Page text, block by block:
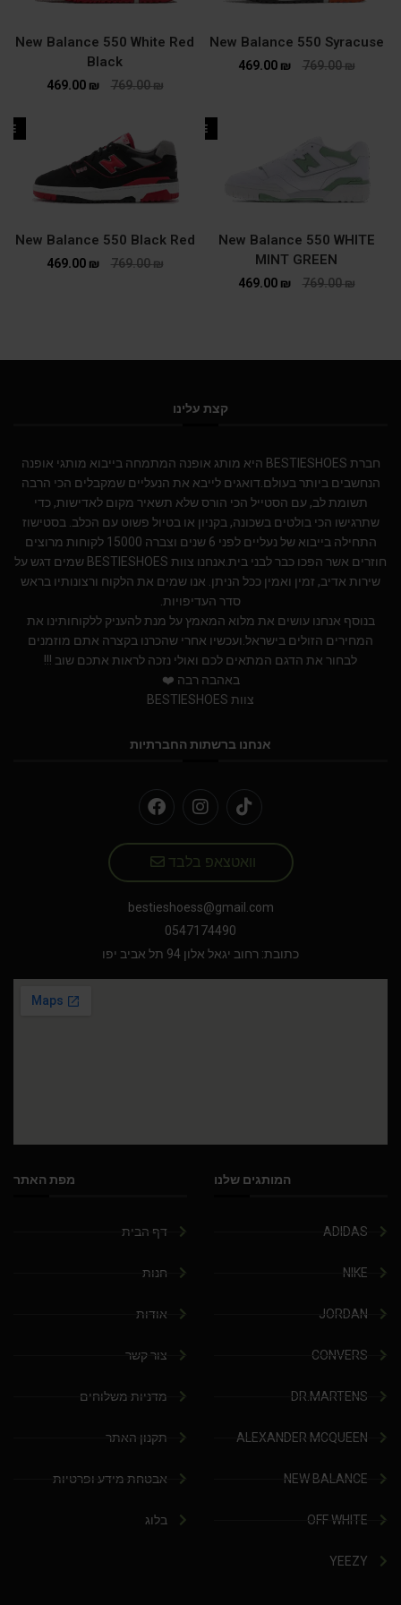
New Balance 550 Syracuse
769.00₪
469.00 ₪
New Balance 550 White Red
Black
769.00₪
469.00 ₪
SALE
New Balance 550 WHITE
MINT GREEN
769.00₪
469.00 ₪
New Balance 550 Black Red
769.00₪
469.00 ₪
קצת עלינו
חברת BESTIESHOES היא מותג אופנה המתמחה בייבוא מותגי אופנה
הנחשבים ביותר בעולם.דואגים לייבא את הנעליים שמקבלים הכי הרבה
תשומת לב, עם הסטייל הכי הורס שלא תשאיר מקום לאדישות, כדי
שתרגישו הכי בולטים בשכונה, בקניון או בטיול פשוט עם הכלב. בסטישוז
התחילה בייבוא של נעליים לפני 6 שנים וצברה 15000 לקוחות מרוצים
חוזרים אשר הפכו כבר לבני בית.אנחנו צוות BESTIESHOES שמים דגש על
שירות אדיב, זמין ואמין ככל הניתן. אנו שמים את הלקוח ורצונותיו בראש
סדר העדיפויות.
בנוסף אנחנו עושים את מלוא המאמץ על מנת להעניק ללקוחותינו את
המחירים הזולים בישראל.ועכשיו אחרי שהכרנו בקצרה אתם מוזמנים
לבחור את הדגם המתאים לכם ואולי נזכה לראות אתכם שוב !!!
באהבה רבה ❤️
צוות BESTIESHOES
אנחנו ברשתות החברתיות
וואטצאפ בלבד
bestieshoess@gmail.com
0547174490
כתובת: רחוב יגאל אלון 94 תל אביב יפו
המותגים שלנו
ADIDAS
NIKE
JORDAN
CONVERS
DR.MARTENS
ALEXANDER MCQUEEN
NEW BALANCE
OFF WHITE
YEEZY
מפת האתר
דף הבית
חנות
אודות
צור קשר
מדניות משלוחים
תקנון האתר
אבטחת מידע ופרטיות
בלוג